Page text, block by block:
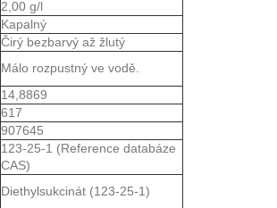
2,00 g/l
Kapalný
Čirý bezbarvý až žlutý
Málo rozpustný ve vodě.
14,8869
617
907645
123-25-1 (Reference databáze
CAS)
Diethylsukcinát (123-25-1)